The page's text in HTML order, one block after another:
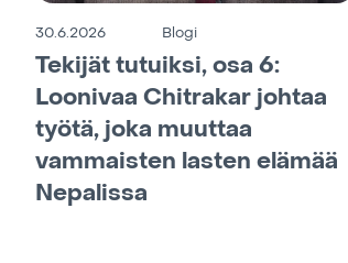
30.6.2026 Blogi
Tekijät tutuiksi, osa 6:
Loonivaa Chitrakar johtaa
työtä, joka muuttaa
vammaisten lasten elämää
Nepalissa